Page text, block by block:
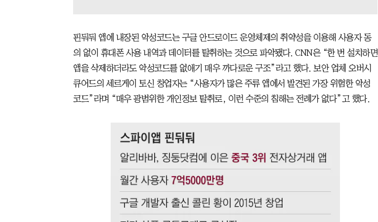
핀둬둬 앱에 내장된 악성코드는 구글 안드로이드 운영체제의 취약성을 이용해 사용자 동
의 없이 휴대폰 사용 내역과 데이터를 탈취하는 것으로 파악됐다. CNN은 “한 번 설치하면
앱을 삭제하더라도 악성코드를 없애기 매우 까다로운 구조”라고 했다. 보안 업체 오버시
큐어드의 세르게이 토신 창업자는 “사용자가 많은 주류 앱에서 발견된 가장 위험한 악성
코드”라며 “매우 광범위한 개인정보 탈취로, 이런 수준의 침해는 전례가 없다”고 했다.